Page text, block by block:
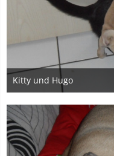
Kitty und Hugo
23. Juni 2014
2